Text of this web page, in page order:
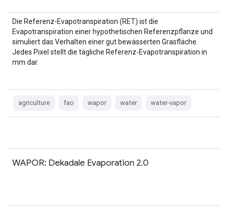
Die Referenz-Evapotranspiration (RET) ist die
Evapotranspiration einer hypothetischen Referenzpflanze und
simuliert das Verhalten einer gut bewässerten Grasfläche.
Jedes Pixel stellt die tägliche Referenz-Evapotranspiration in
mm dar.
agriculture fao wapor water water-vapor
WAPOR: Dekadale Evaporation 2.0